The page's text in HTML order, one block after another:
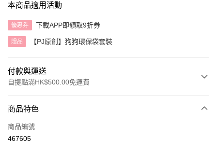
本商品適用活動
優惠券 下載APP即領取9折券
贈品 【PJ原創】狗狗環保袋套裝
付款與運送
自提點滿HK$500.00免運費
信用卡
AlipayHK
商品特色
商品編號
467605